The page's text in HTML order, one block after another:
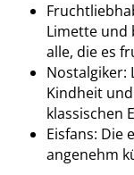
Limette und
alle, die es
Nostalgiker:
Kindheit
klassischen
Eisfans: Die
angenehm